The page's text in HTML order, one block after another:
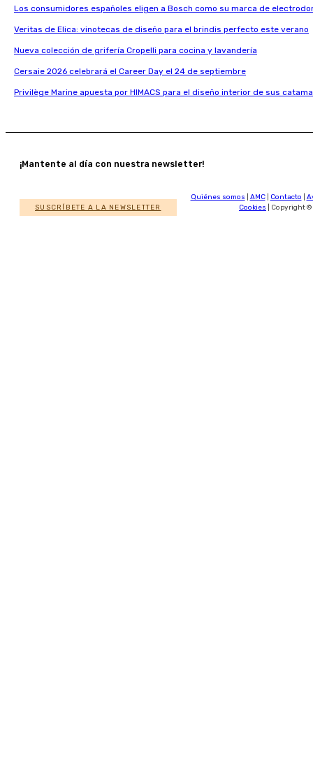
Los consumidores españoles eligen a Bosch como su marca de
Veritas de Elica: vinotecas de diseño para el brindis perfecto este verano
Nueva colección de grifería Cropelli para cocina y lavandería
Cersaie 2026 celebrará el Career Day el 24 de septiembre
Privilège Marine apuesta por HIMACS para el diseño interior de sus
¡Mantente al día con nuestra newsletter!
SUSCRÍBETE A LA NEWSLETTER
Quiénes somos AMC| Contacto
Cookies | Copyright